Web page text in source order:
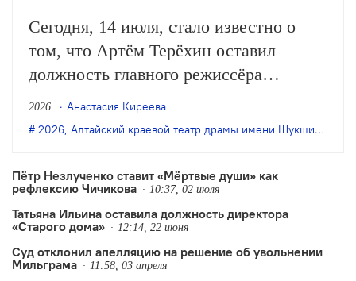
Сегодня, 14 июля, стало известно о
том, что Артём Терёхин оставил
должность главного режиссёра
Алтайского краевого театра драмы
имени Шукшина, которую занимал на
об увольнении Терёхина опубликовал
портал «Барнаул Онлайн» с ссылкой
на пресс-службу театра.
2026
Анастасия Киреева
2026, Алтайский краевой театр драмы имени Шукшина
Пётр Незлученко ставит «Мёртвые души» как
рефлексию Чичикова
10:37, 02 июля
Татьяна Ильина оставила должность директора
«Старого дома»
12:14, 22 июня
Суд отклонил апелляцию на решение об увольнении
Мильграма
11:58, 03 апреля